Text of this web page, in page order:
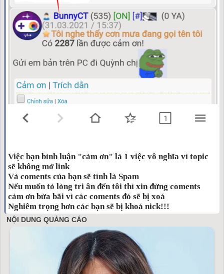
Việc bạn bình luận "cảm ơn" là 1 việc vô nghĩa vì topic
sẽ không mở link
Và coments của bạn sẽ tính là Spam
Nếu muốn tỏ lòng tri ân đến tôi thì xin đừng coments
cảm ơn bừa bãi vì các coments đó sẽ bị xoá
Nghiêm trọng hơn các bạn sẽ bị khoá nick!!!